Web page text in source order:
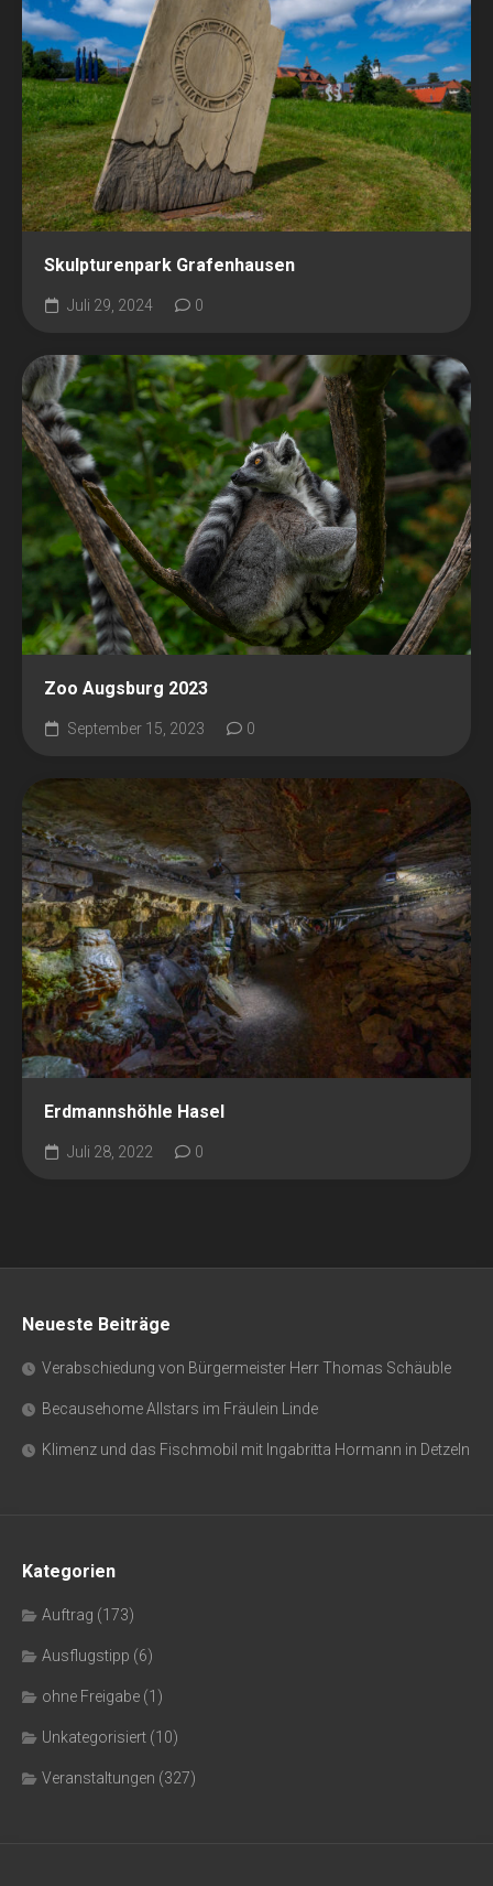
Skulpturenpark Grafenhausen
Juli 29, 2024 0
Zoo Augsburg 2023
September 15, 2023 0
Erdmannshöhle Hasel
Juli 28, 2022 0
Neueste Beiträge
Verabschiedung von Bürgermeister Herr Thomas Schäuble
Becausehome Allstars im Fräulein Linde
Klimenz und das Fischmobil mit Ingabritta Hormann in Detzeln
Kategorien
Auftrag (173)
Ausflugstipp (6)
ohne Freigabe (1)
Unkategorisiert (10)
Veranstaltungen (327)